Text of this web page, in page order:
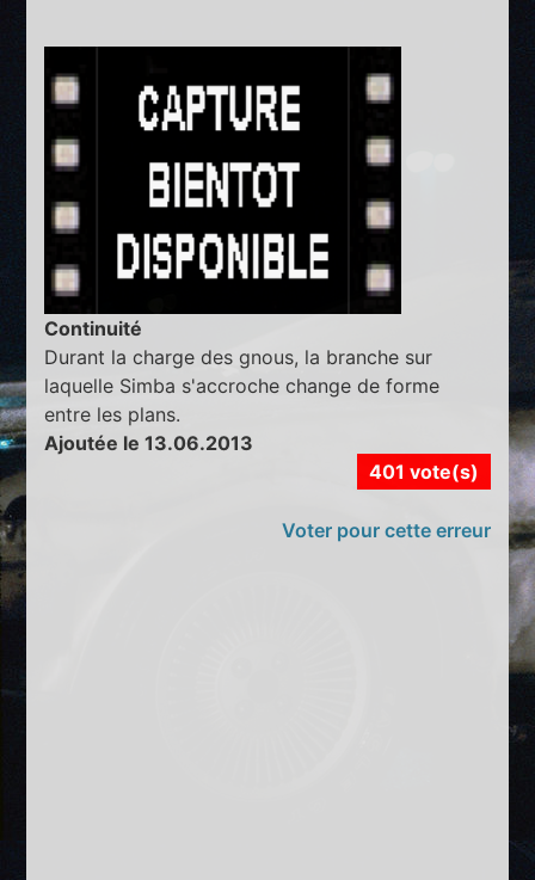
Continuité
Durant la charge des gnous, la branche sur
laquelle Simba s'accroche change de forme
entre les plans.
Ajoutée le 13.06.2013
401 vote(s)
Voter pour cette erreur